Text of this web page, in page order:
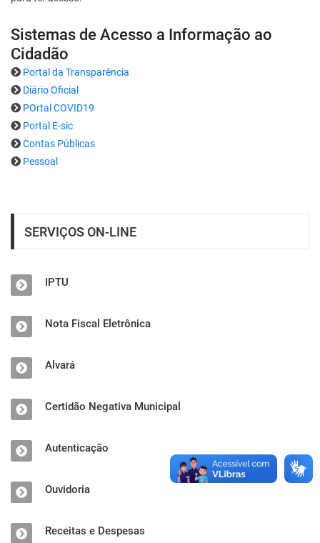
Sistemas de Acesso a Informação ao
Cidadão
Portal da Transparência
Diário Oficial
POrtal COVID19
Portal E-sic
Contas Públicas
Pessoal
SERVIÇOS ON-LINE
IPTU
Nota Fiscal Eletrônica
Alvará
Certidão Negativa Municipal
Autenticação
Ouvidoria
Receitas e Despesas